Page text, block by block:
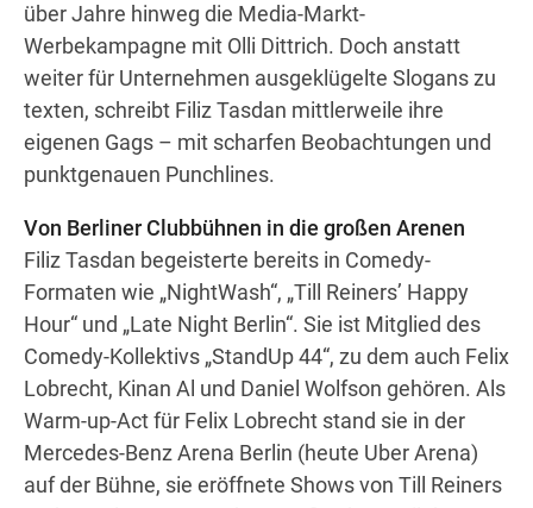
über Jahre hinweg die Media-Markt-
Werbekampagne mit Olli Dittrich. Doch anstatt
weiter für Unternehmen ausgeklügelte Slogans zu
texten, schreibt Filiz Tasdan mittlerweile ihre
eigenen Gags – mit scharfen Beobachtungen und
punktgenauen Punchlines.
Von Berliner Clubbühnen in die großen Arenen
Filiz Tasdan begeisterte bereits in Comedy-
Formaten wie „NightWash“, „Till Reiners’ Happy
Hour“ und „Late Night Berlin“. Sie ist Mitglied des
Comedy-Kollektivs „StandUp 44“, zu dem auch Felix
Lobrecht, Kinan Al und Daniel Wolfson gehören. Als
Warm-up-Act für Felix Lobrecht stand sie in der
Mercedes-Benz Arena Berlin (heute Uber Arena)
auf der Bühne, sie eröffnete Shows von Till Reiners